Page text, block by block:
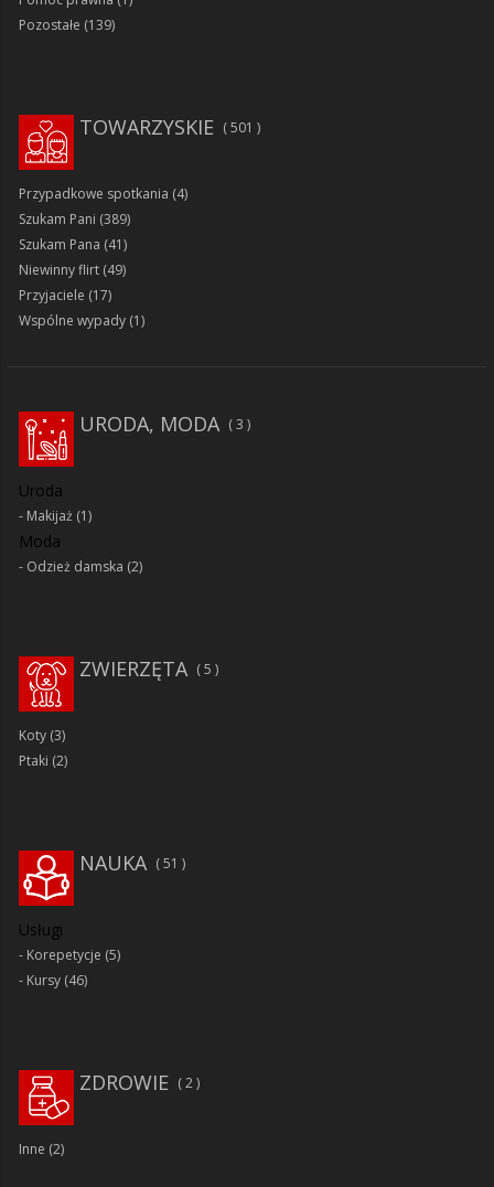
Pozostałe (139)
TOWARZYSKIE 501
Przypadkowe spotkania (4)
Szukam Pani (389)
Szukam Pana (41)
Niewinny flirt (49)
Przyjaciele (17)
Wspólne wypady (1)
URODA, MODA 3
Uroda
Makijaż (1)
Moda
Odzież damska (2)
ZWIERZĘTA 5
Koty (3)
Ptaki (2)
51
NAUKA
Usługi
Korepetycje (5)
Kursy (46)
ZDROWIE 2
Inne (2)